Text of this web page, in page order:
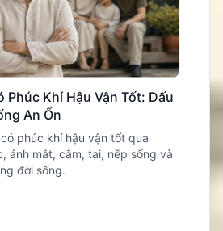
Phúc Khí Hậu Vận Tốt: Dấu
An Ổn
phúc khí hậu vận tốt qua
ánh mắt, cằm, tai, nếp sống và
đời sống.